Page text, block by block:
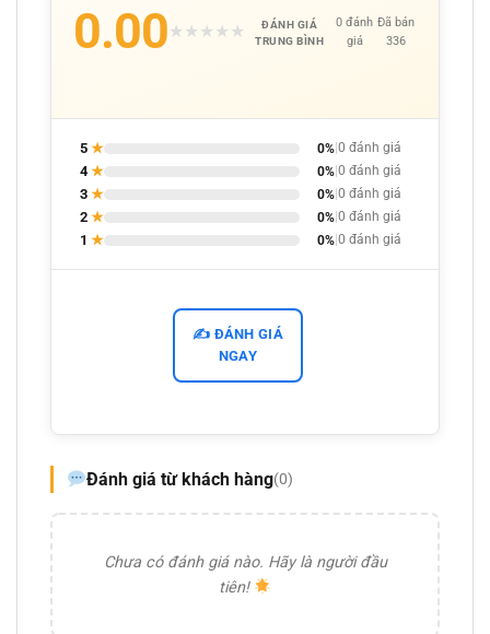
0.00★ ★ ★ ★ ★
ĐÁNH GIÁ
TRUNG BÌNH
0 đánh
giá
Đã bán
336
5 ★ 0% 0 đánh giá
4★ 0% 0 đánh giá
3 ★ 0% 0 đánh giá
2 ★ 0% 0 đánh giá
1 ★ 0% 0 đánh giá
✍️ ĐÁNH GIÁ
NGAY
Đánh giá từ khách hàng(0)
Chưa có đánh giá nào. Hãy là người đầu
tiên!